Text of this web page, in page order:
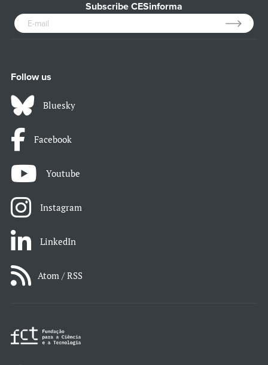
Subscribe CESinforma
Follow us
Bluesky
Facebook
Youtube
Instagram
LinkedIn
Atom / RSS